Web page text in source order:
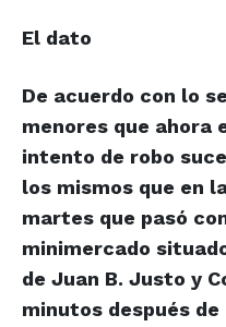
El dato
De acuerdo con lo
menores que ahora
intento de robo
los mismos que en
martes que pasó
minimercado
de Juan B. Justo y
minutos después